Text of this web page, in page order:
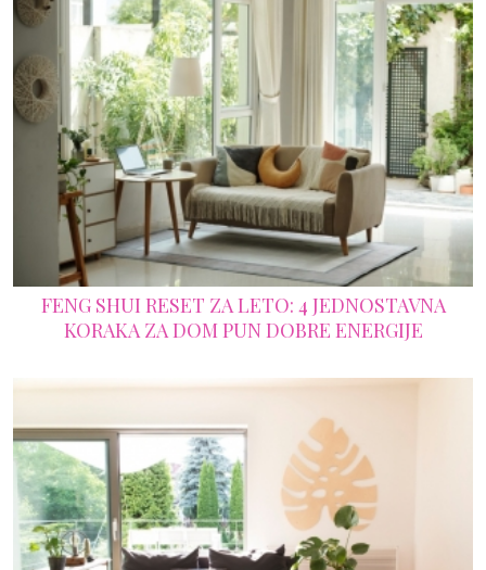
FENG SHUI RESET ZA LETO: 4 JEDNOSTAVNA
KORAKA ZA DOM PUN DOBRE ENERGIJE